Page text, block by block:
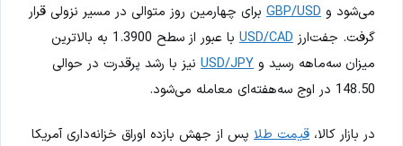
می‌شود و GBP/USD برای چهارمین روز متوالی در مسیر نزولی قرار
گرفت. جفت‌ارز USD/CAD
با عبور از سطح 1.3900 به بالاترین
میزان سه‌ماهه رسید و USD/JPY نیز با رشد پرقدرت در حوالی
148.50 در اوج سه‌هفته‌ای معامله می‌شود.
در بازار کالا، قیمت طلا پس از جهش بازده اوراق خزانه‌داری آمریکا